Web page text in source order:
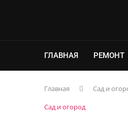
ГЛАВНАЯ РЕМОНТ
Главная Сад и
Сад и огород